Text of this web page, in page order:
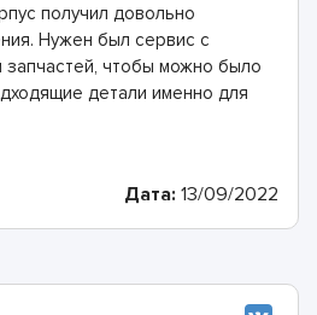
получил довольно
Нужен был сервис с
запчастей, чтобы можно было
детали именно для
отлично и на все работы
Дата: 13/09/2022